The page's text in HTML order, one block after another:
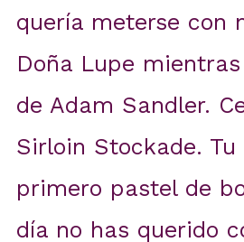
quería meterse con
Doña Lupe
de Adam Sandler.
Sirloin Stockade.
primero pastel de
día no has querido